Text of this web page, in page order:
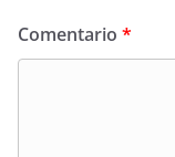
Comentario *